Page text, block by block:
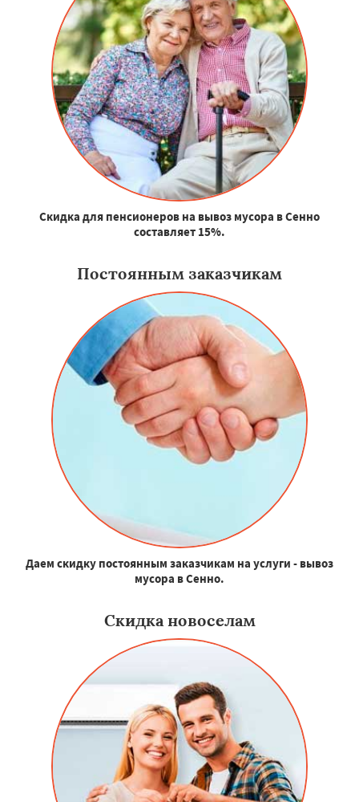
Скидка для пенсионеров на вывоз мусора в Сенно
составляет 15%.
Постоянным заказчикам
Даем скидку постоянным заказчикам на услуги - вывоз
мусора в Сенно.
Скидка новоселам